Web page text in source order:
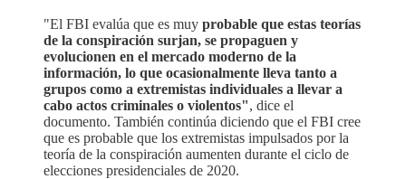
"El FBI evalúa que es muy probable que estas teorías
de la conspiración surjan, se propaguen y
evolucionen en el mercado moderno de la
información, lo que ocasionalmente lleva tanto a
grupos como a extremistas individuales a llevar a
cabo actos criminales o violentos", dice el
documento. También continúa diciendo que el FBI cree
que es probable que los extremistas impulsados por la
teoría de la conspiración aumenten durante el ciclo de
elecciones presidenciales de 2020.